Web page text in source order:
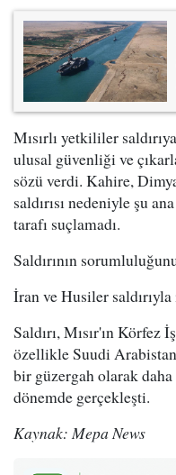
Mısırlı yetkililer
ulusal güvenliği ve
sözü verdi. Kahire,
saldırısı nedeniyle şu
tarafı suçlamadı.
Saldırının
İran ve Husiler
Saldırı, Mısır'ın
özellikle Suudi
bir güzergah olarak
dönemde gerçekleşti.
Kaynak: Mepa News